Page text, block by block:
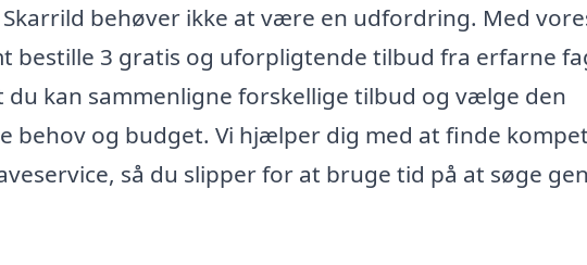
behøver ikke at være en udfordring. Med
bestille 3 gratis og uforpligtende tilbud fra erfarne
kan sammenligne forskellige tilbud og vælge den
behov og budget. Vi hjælper dig med at finde
så du slipper for at bruge tid på at søge